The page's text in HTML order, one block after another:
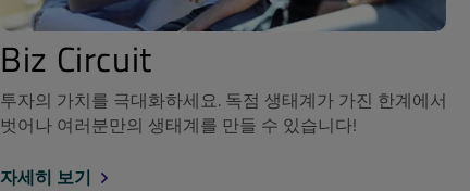
Biz Circuit
투자의 가치를 극대화하세요. 독점 생태계가 가진 한계에서
벗어나 여러분만의 생태계를 만들 수 있습니다!
자세히 보기